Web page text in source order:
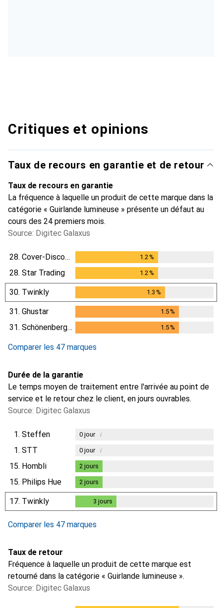
Critiques et opinions
Taux de recours en garantie et de retour
Taux de recours en garantie
La fréquence à laquelle un produit de cette marque dans la
catégorie « Guirlande lumineuse » présente un défaut au
cours des 24 premiers mois.
Source: Digitec Galaxus
28. Cover-Discount 1.2 %
28. Star Trading 1.2 %
30. Twinkly 1.3 %
31. Ghustar 1.5%
31. Schönenberger 1.5%
Comparer les 47 marques
Durée de la garantie
Le temps moyen de traitement entre l'arrivée au point de
service et le retour chez le client, en jours ouvrables.
Source: Digitec Galaxus
1. Steffen 0jour i
1. STT 0jour i
15. Hombli 2 jours
15. Philips Hue 2 jours
17. Twinkly 3 jours
Comparer les 47 marques
Taux de retour
Fréquence à laquelle un produit de cette marque est
retourné dans la catégorie « Guirlande lumineuse ».
Source: Digitec Galaxus